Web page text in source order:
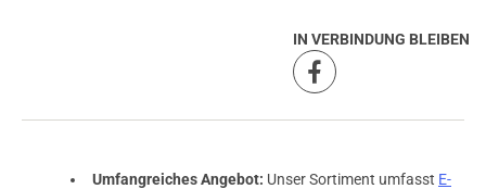
IN VERBINDUNG BLEIBEN
Umfangreiches Angebot: Unser Sortiment umfasst E-